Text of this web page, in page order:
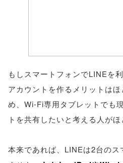
もしスマートフォンでLINEを
アカウントを作るメリットは
め、Wi-Fi専用タブレットでも
トを共有したいと考える人がほ
本来であれば、LINEは2台のス